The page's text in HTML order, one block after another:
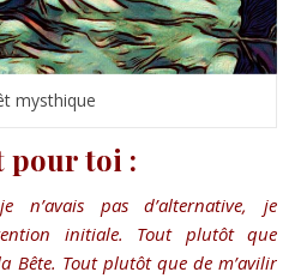
mysthique
pour toi :
n’avais pas d’alternative, je
initiale. Tout plutôt que
Bête. Tout plutôt que de m’avilir